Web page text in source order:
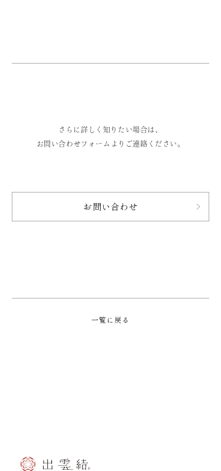
さらに詳しく知りたい場合は、
お問い合わせフォームよりご連絡ください。
お問い合わせ
一覧に戻る